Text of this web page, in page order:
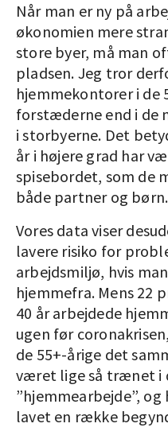
Når man er ny på
økonomien mere
store byer, må man
pladsen. Jeg tror
hjemmekontorer i de
forstæderne end i de
i storbyerne. Det
år i højere grad har
spisebordet, som de
både partner og børn.
Vores data viser
lavere risiko for
arbejdsmiljø, hvis
hjemmefra. Mens 22
40 år arbejdede
ugen før
de 55+-årige det
været lige så trænet i
”hjemmearbejde”,
lavet en række